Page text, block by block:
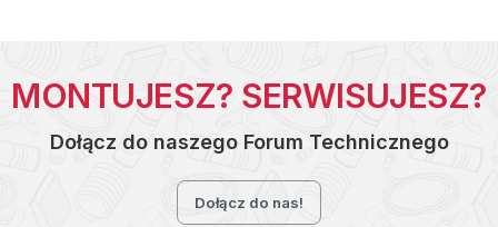
MONTUJESZ? SERWISUJESZ?
Dołącz do naszego Forum Technicznego
Dołącz do nas!